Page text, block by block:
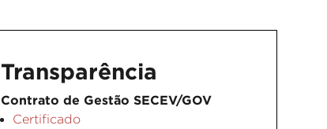
Transparência
Contrato de Gestão SECEV/GOV
Certificado